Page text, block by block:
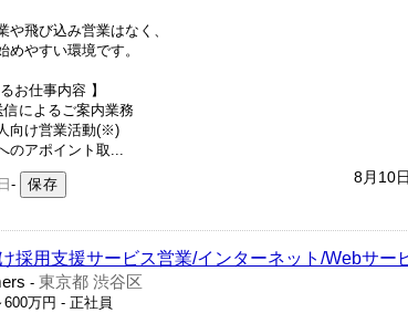
や飛び込み営業はなく、
めやすい環境です。
お仕事内容 】
信によるご案内業務
向け営業活動(※)
のアポイント取...
- 8月10
採用支援サービス営業/インターネット/Webサー
- 東京都 渋谷区
万円 - 正社員